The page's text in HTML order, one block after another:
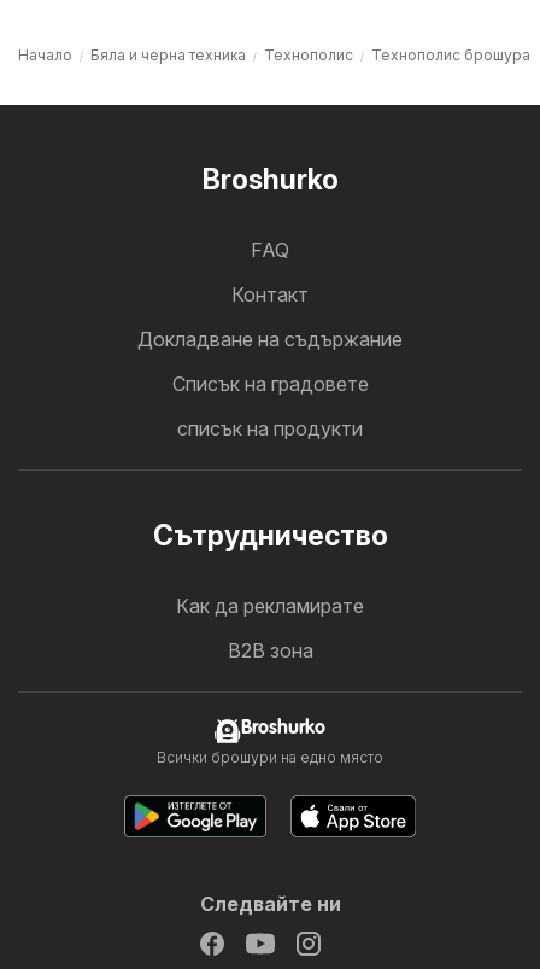
Начало Бяла и черна техника Технополис Технополис брошура
Broshurko
FAQ
Контакт
Докладване на съдържание
Cписък на градовете
списък на продукти
Cътрудничество
Как да рекламирате
B2B зона
Broshurko
Всички брошури на едно място
Следвайте ни